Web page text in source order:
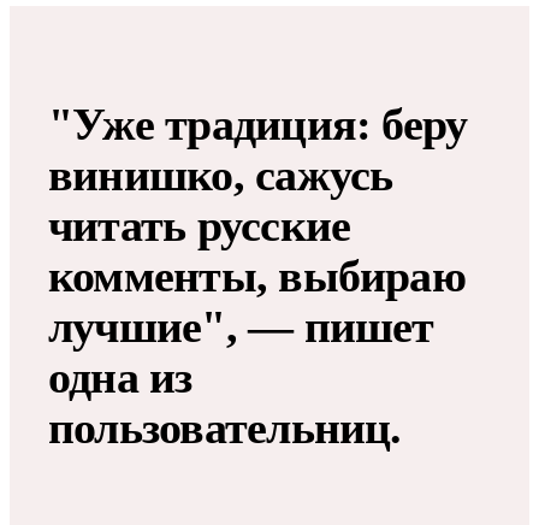
"Уже традиция: беру
винишко, сажусь
читать русские
комменты, выбираю
лучшие", — пишет
одна из
пользовательниц.